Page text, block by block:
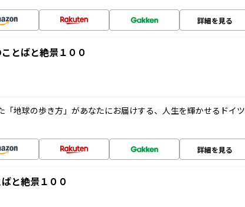
詳細を見る
とばと絶景１００
「地球の歩き方」があなたにお届けする、人生を輝かせるドイツ
詳細を見る
と絶景１００